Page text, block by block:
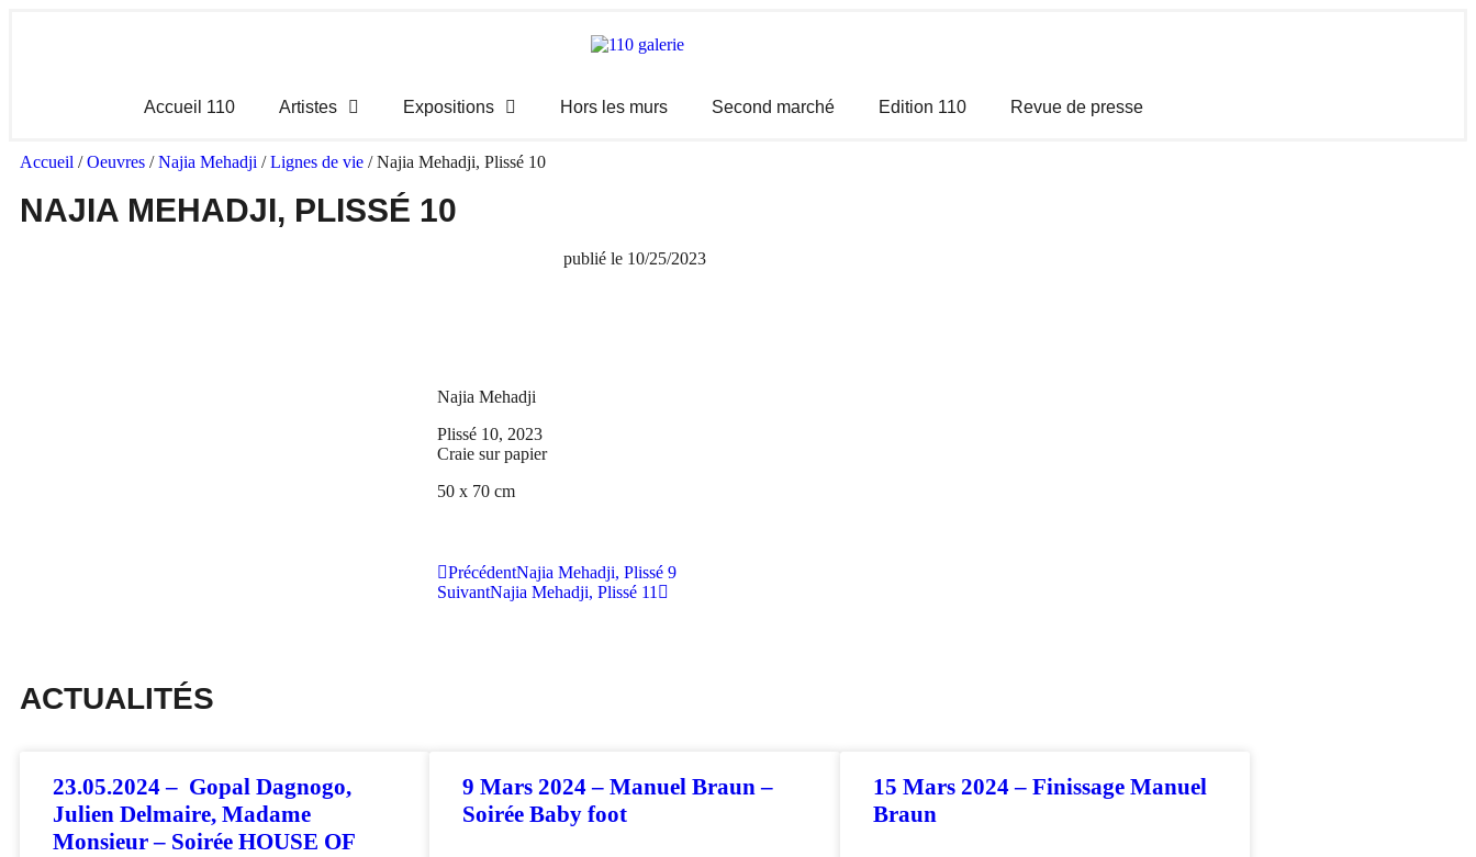
Accueil 110 Artistes Expositions Hors les murs Second marché Edition 110 Revue de presse
Accueil /Oeuvres /Najia Mehadji /Lignes de vie / Najia Mehadji, Plissé 10
NAJIA MEHADJI, PLISSÉ 10
publié le 10/25/2023
Najia Mehadji
Plissé 10, 2023
Craie sur papier
50 x 70 cm
PrécédentNajia Mehadji, Plissé 9
SuivantNajia Mehadji, Plissé 11
ACTUALITÉS
23.05.2024 – Gopal Dagnogo,
Julien Delmaire, Madame
Monsieur – Soirée HOUSE OF
9 Mars 2024 – Manuel Braun –
Soirée Baby foot
15 Mars 2024 – Finissage Manuel
Braun